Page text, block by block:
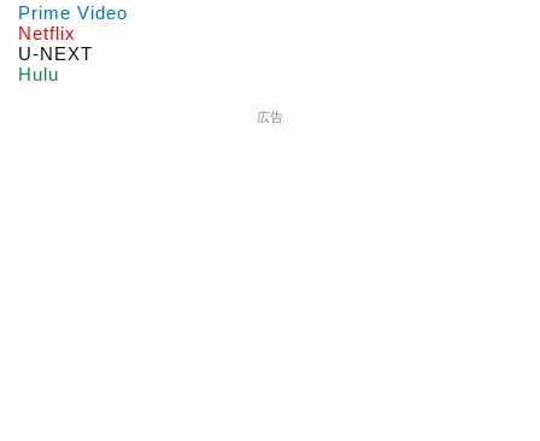
Prime Video
Netflix
U-NEXT
Hulu
広告